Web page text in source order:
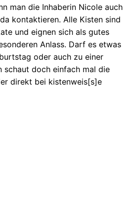
man die Inhaberin Nicole auch
kontaktieren. Alle Kisten sind
und eignen sich als gutes
Anlass. Darf es etwas
oder auch zu einer
schaut doch einfach mal die
direkt bei kistenweis[s]e